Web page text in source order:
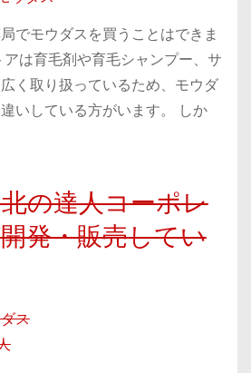
でモウダスを買うことはできま
は育毛剤や育毛シャンプー、サ
く取り扱っているため、モウダ
いしている方がいます。 しか
の達人コーポレ
発・販売してい
ス